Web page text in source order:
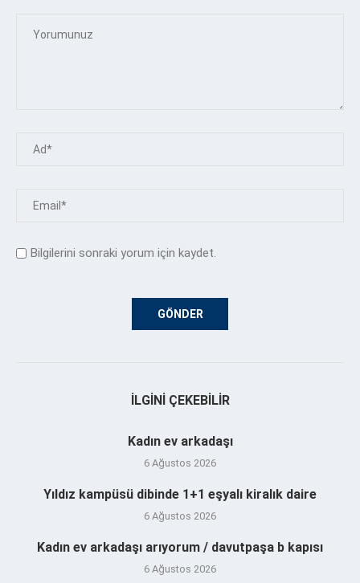
Bilgilerini sonraki yorum için kaydet.
İLGINI ÇEKEBILIR
Kadın ev arkadaşı
6 Ağustos 2026
Yıldız kampüsü dibinde 1+1 eşyalı kiralık daire
6 Ağustos 2026
Kadın ev arkadaşı arıyorum / davutpaşa b kapısı
6 Ağustos 2026